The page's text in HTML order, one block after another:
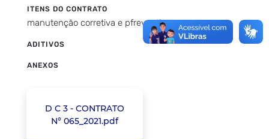
ITENS DO CONTRATO
manutenção corretiva e pfreventiva
ADITIVOS
ANEXOS
D C 3 - CONTRATO
N° 065_2021.pdf